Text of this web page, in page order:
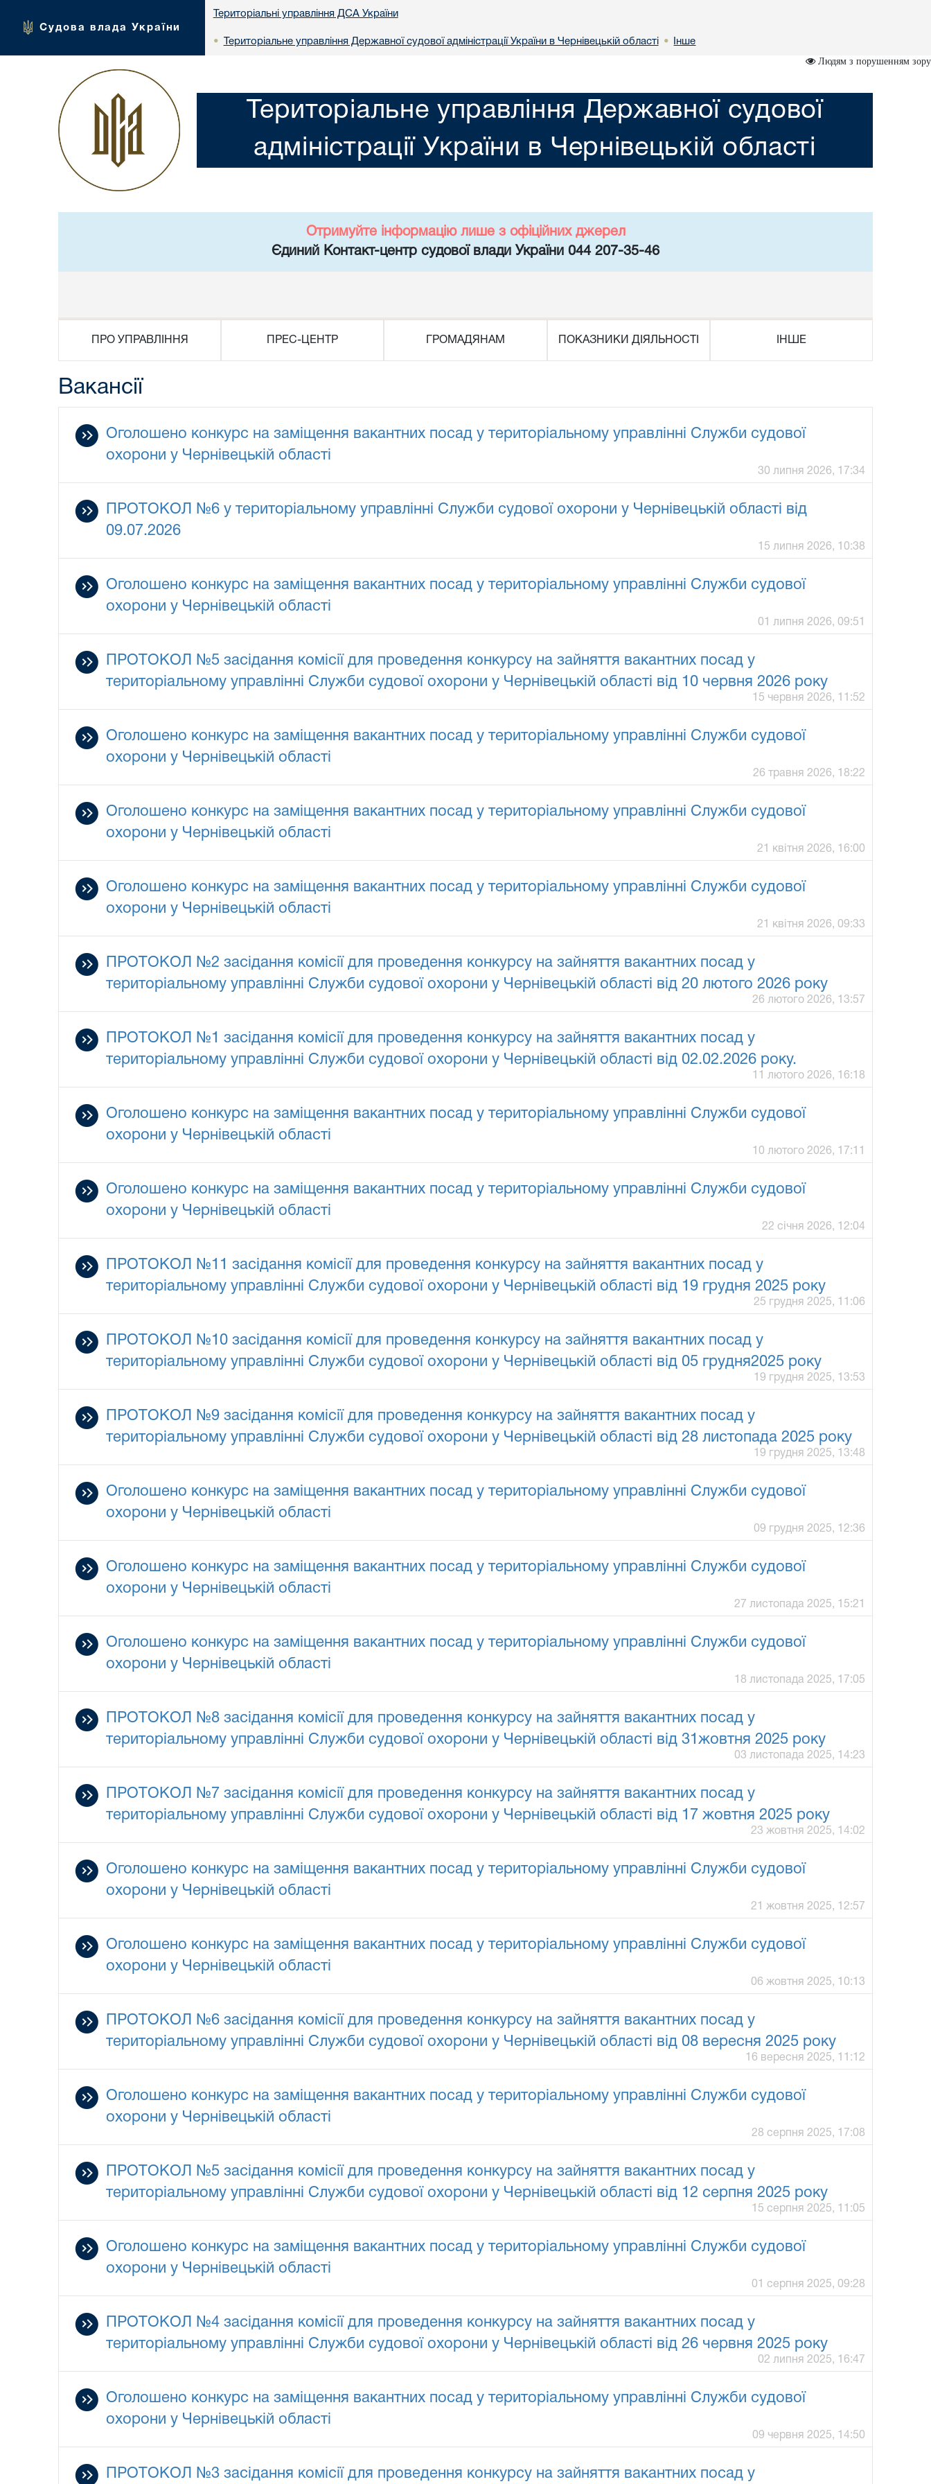
Судова влада України
Територіальні управління ДСА України
• Територіальне управління Державної судової адміністрації України в Чернiвецькій областi • Інше
Людям з порушенням зору
Територіальне управління Державної судової
адміністрації України в Чернiвецькій областi
Отримуйте інформацію лише з офіційних джерел
Єдиний Контакт-центр судової влади України 044 207-35-46
ПРО УПРАВЛІННЯ ПРЕС-ЦЕНТР ГРОМАДЯНАМ ПОКАЗНИКИ ДІЯЛЬНОСТІ ІНШЕ
Вакансії
Оголошено конкурс на заміщення вакантних посад у територіальному управлінні Служби судової
охорони у Чернівецькій області
30 липня 2026, 17:34
ПРОТОКОЛ №6 у територіальному управлінні Служби судової охорони у Чернівецькій області від
09.07.2026
15 липня 2026, 10:38
Оголошено конкурс на заміщення вакантних посад у територіальному управлінні Служби судової
охорони у Чернівецькій області
01 липня 2026, 09:51
ПРОТОКОЛ №5 засідання комісії для проведення конкурсу на зайняття вакантних посад у
територіальному управлінні Служби судової охорони у Чернівецькій області від 10 червня 2026 року
15 червня 2026, 11:52
Оголошено конкурс на заміщення вакантних посад у територіальному управлінні Служби судової
охорони у Чернівецькій області
26 травня 2026, 18:22
Оголошено конкурс на заміщення вакантних посад у територіальному управлінні Служби судової
охорони у Чернівецькій області
21 квітня 2026, 16:00
Оголошено конкурс на заміщення вакантних посад у територіальному управлінні Служби судової
охорони у Чернівецькій області
21 квітня 2026, 09:33
ПРОТОКОЛ №2 засідання комісії для проведення конкурсу на зайняття вакантних посад у
територіальному управлінні Служби судової охорони у Чернівецькій області від 20 лютого 2026 року
26 лютого 2026, 13:57
ПРОТОКОЛ №1 засідання комісії для проведення конкурсу на зайняття вакантних посад у
територіальному управлінні Служби судової охорони у Чернівецькій області від 02.02.2026 року.
11 лютого 2026, 16:18
Оголошено конкурс на заміщення вакантних посад у територіальному управлінні Служби судової
охорони у Чернівецькій області
10 лютого 2026, 17:11
Оголошено конкурс на заміщення вакантних посад у територіальному управлінні Служби судової
охорони у Чернівецькій області
22 січня 2026, 12:04
ПРОТОКОЛ №11 засідання комісії для проведення конкурсу на зайняття вакантних посад у
територіальному управлінні Служби судової охорони у Чернівецькій області від 19 грудня 2025 року
25 грудня 2025, 11:06
ПРОТОКОЛ №10 засідання комісії для проведення конкурсу на зайняття вакантних посад у
територіальному управлінні Служби судової охорони у Чернівецькій області від 05 грудня2025 року
19 грудня 2025, 13:53
ПРОТОКОЛ №9 засідання комісії для проведення конкурсу на зайняття вакантних посад у
територіальному управлінні Служби судової охорони у Чернівецькій області від 28 листопада 2025 року
19 грудня 2025, 13:48
Оголошено конкурс на заміщення вакантних посад у територіальному управлінні Служби судової
охорони у Чернівецькій області
09 грудня 2025, 12:36
Оголошено конкурс на заміщення вакантних посад у територіальному управлінні Служби судової
охорони у Чернівецькій області
27 листопада 2025, 15:21
Оголошено конкурс на заміщення вакантних посад у територіальному управлінні Служби судової
охорони у Чернівецькій області
18 листопада 2025, 17:05
ПРОТОКОЛ №8 засідання комісії для проведення конкурсу на зайняття вакантних посад у
територіальному управлінні Служби судової охорони у Чернівецькій області від 31жовтня 2025 року
03 листопада 2025, 14:23
ПРОТОКОЛ №7 засідання комісії для проведення конкурсу на зайняття вакантних посад у
територіальному управлінні Служби судової охорони у Чернівецькій області від 17 жовтня 2025 року
23 жовтня 2025, 14:02
Оголошено конкурс на заміщення вакантних посад у територіальному управлінні Служби судової
охорони у Чернівецькій області
21 жовтня 2025, 12:57
Оголошено конкурс на заміщення вакантних посад у територіальному управлінні Служби судової
охорони у Чернівецькій області
06 жовтня 2025, 10:13
ПРОТОКОЛ №6 засідання комісії для проведення конкурсу на зайняття вакантних посад у
територіальному управлінні Служби судової охорони у Чернівецькій області від 08 вересня 2025 року
16 вересня 2025, 11:12
Оголошено конкурс на заміщення вакантних посад у територіальному управлінні Служби судової
охорони у Чернівецькій області
28 серпня 2025, 17:08
ПРОТОКОЛ №5 засідання комісії для проведення конкурсу на зайняття вакантних посад у
територіальному управлінні Служби судової охорони у Чернівецькій області від 12 серпня 2025 року
15 серпня 2025, 11:05
Оголошено конкурс на заміщення вакантних посад у територіальному управлінні Служби судової
охорони у Чернівецькій області
01 серпня 2025, 09:28
ПРОТОКОЛ №4 засідання комісії для проведення конкурсу на зайняття вакантних посад у
територіальному управлінні Служби судової охорони у Чернівецькій області від 26 червня 2025 року
02 липня 2025, 16:47
Оголошено конкурс на заміщення вакантних посад у територіальному управлінні Служби судової
охорони у Чернівецькій області
09 червня 2025, 14:50
ПРОТОКОЛ №3 засідання комісії для проведення конкурсу на зайняття вакантних посад у